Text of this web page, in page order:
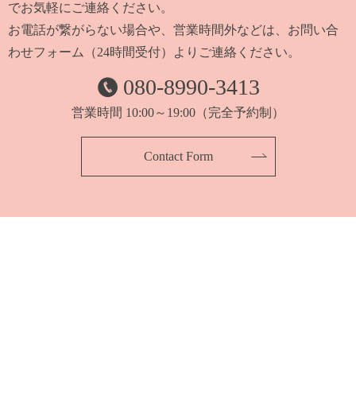
でお気軽にご連絡ください。
お電話が繋がらない場合や、営業時間外などは、 お問い合
わせフォーム（24時間受付）よりご連絡ください。
080-8990-3413
営業時間 10:00～19:00（完全予約制）
Contact Form